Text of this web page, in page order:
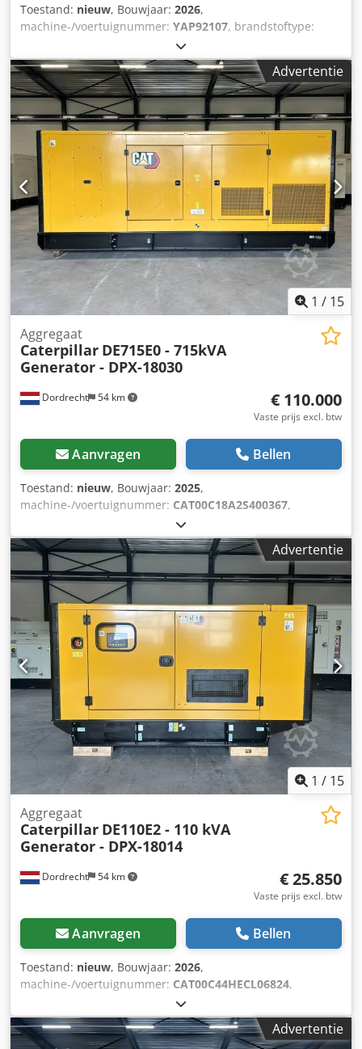
Toestand: nieuw, Bouwjaar: 2026,
machine-/voertuignummer: YAP92107, brandstoftype:
Caterpillar 3516B HD
Toepassingsdoel: bouw Leeggewicht: 18.290 kg
Generatorvermogen: 2.500 kVA Djdoy R I D Sopfx Amksck
Afmetingen laadruimte: 638 x 229 x 237 cm CE-markering:
ja Neem contact op met het DPX-team voor meer
informatie. = Verdere opties en toebehoren = -
Bedieningspaneel
Advertentie
1 / 15
Dordrecht 54 km
Aggregaat
Caterpillar DE715E0 - 715kVA
Generator - DPX-18030
€ 110.000
Vaste prijs excl. btw
Aanvragen Bellen
Toestand: nieuw, Bouwjaar: 2025,
machine-/voertuignummer: CAT00C18A2S400367,
, motorfabrikant:
Toepassing: Bouw Leeggewicht: 5.952 kg
Generatorvermogen: 715 kVA Afmetingen laadruimte: 532 x
192 x 229 cm CE-markering: ja Watertankinhoud: 1082 l
Neem contact op met het DPX-team voor meer informatie.
= Verdere opties en toebehoren = Dodpfx Amsy Ttpfjkeck -
Accu - Bedieningspaneel - Stalen dak - Tankwagen
Advertentie
1 / 15
Dordrecht 54 km
Aggregaat
Caterpillar DE110E2 - 110 kVA
Generator - DPX-18014
€ 25.850
Vaste prijs excl. btw
Aanvragen Bellen
Toestand: nieuw, Bouwjaar: 2026,
machine-/voertuignummer: CAT00C44HECL06824,
, motorfabrikant:
Toepassing: Bouw Leeggewicht: 1.547 kg
Generatorvermogen: 110 kVA Afmetingen laadruimte: 277 x
Advertentie